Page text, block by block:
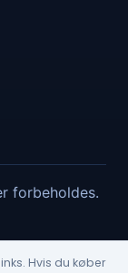
forbeholdes.
Hvis du køber